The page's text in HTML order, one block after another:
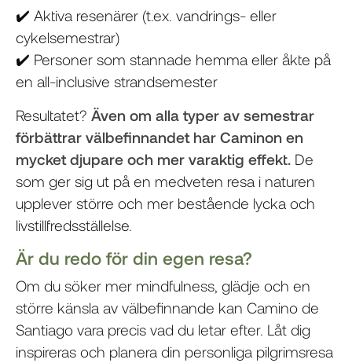
✔️ Aktiva resenärer (t.ex. vandrings- eller
cykelsemestrar)
✔️ Personer som stannade hemma eller åkte på
en all-inclusive strandsemester
Resultatet? Även om alla typer av semestrar
förbättrar välbefinnandet har Caminon en
mycket djupare och mer varaktig effekt. De
som ger sig ut på en medveten resa i naturen
upplever större och mer bestående lycka och
livstillfredsställelse.
Är du redo för din egen resa?
Om du söker mer mindfulness, glädje och en
större känsla av välbefinnande kan Camino de
Santiago vara precis vad du letar efter. Låt dig
inspireras och planera din personliga pilgrimsresa